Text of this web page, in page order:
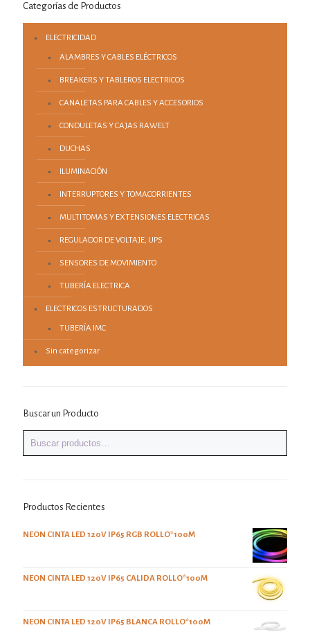
Categorías de Productos
ELECTRICIDAD
ALAMBRES Y CABLES ELÉCTRICOS
BREAKERS Y TABLEROS ELECTRICOS
CANALETAS PARA CABLES Y ACCESORIOS
CONDULETAS Y CAJAS RAWELT
DUCHAS
ILUMINACIÓN
INTERRUPTORES Y TOMACORRIENTES
MULTITOMAS Y EXTENSIONES ELECTRICAS
REGULADOR DE VOLTAJE, UPS
SENSORES DE MOVIMIENTO
TUBERÍA ELECTRICA
ELECTRICOS ESTRUCTURADOS
TUBERÍA IMC
Sin categorizar
Buscar un Producto
Productos Recientes
NEON CINTA LED 120V IP65 RGB ROLLO*100M
NEON CINTA LED 120V IP65 CALIDA ROLLO*100M
NEON CINTA LED 120V IP65 BLANCA ROLLO*100M